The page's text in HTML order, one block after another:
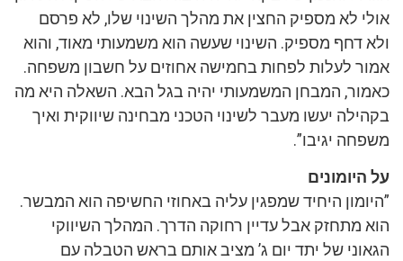
לא מספיק החצין את מהלך השינוי שלו, לא פרסם
מספיק. השינוי שעשה הוא משמעותי מאוד, והוא
לעלות לפחות בחמישה אחוזים על חשבון משפחה.
המבחן המשמעותי יהיה בגל הבא. השאלה היא מה
יעשו מעבר לשינוי הטכני מבחינה שיווקית ואיך
יגיבו”.‬
היחיד שמפגין עליה באחוזי החשיפה הוא המבשר.
אבל עדיין רחוקה הדרך. המהלך השיווקי
של יתד יום ג’ מציב אותם בראש הטבלה עם